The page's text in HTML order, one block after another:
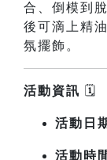
合、倒模到
後可滴上精
氛擺飾。
活動資訊 🗓️
活動日
活動時